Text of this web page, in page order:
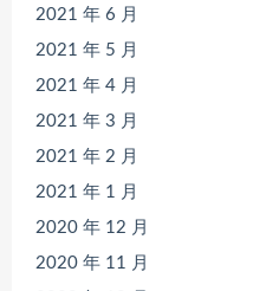
2021 年 6 月
2021 年 5 月
2021 年 4 月
2021 年 3 月
2021 年 2 月
2021 年 1 月
2020 年 12 月
2020 年 11 月